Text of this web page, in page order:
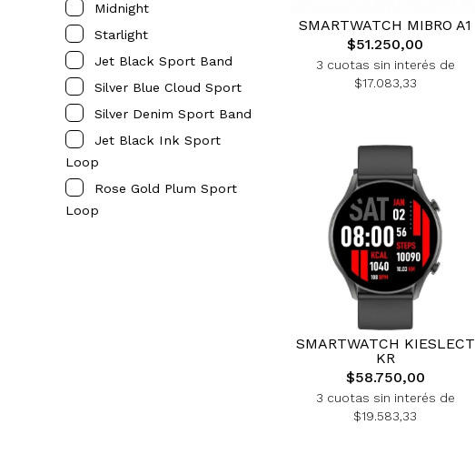
Midnight
Starlight
Jet Black Sport Band
Silver Blue Cloud Sport
Silver Denim Sport Band
Jet Black Ink Sport
Loop
Rose Gold Plum Sport
Loop
SMARTWATCH MIBRO A1
$51.250,00
3 cuotas sin interés de
$17.083,33
SMARTWATCH KIESLECT
KR
$58.750,00
3 cuotas sin interés de
$19.583,33